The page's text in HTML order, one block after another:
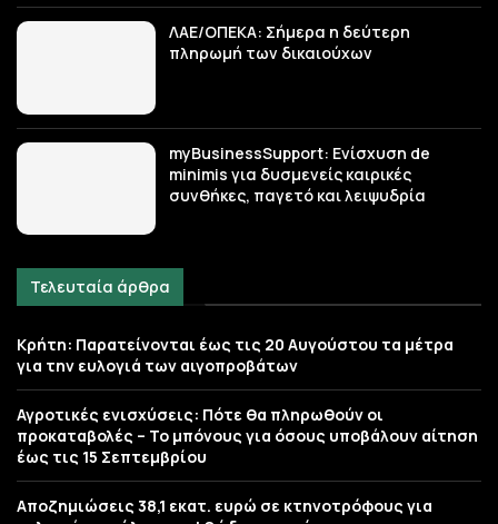
ΛΑΕ/ΟΠΕΚΑ: Σήμερα η δεύτερη
πληρωμή των δικαιούχων
myBusinessSupport: Ενίσχυση de
minimis για δυσμενείς καιρικές
συνθήκες, παγετό και λειψυδρία
Τελευταία άρθρα
Κρήτη: Παρατείνονται έως τις 20 Αυγούστου τα μέτρα
για την ευλογιά των αιγοπροβάτων
Αγροτικές ενισχύσεις: Πότε θα πληρωθούν οι
προκαταβολές – Το μπόνους για όσους υποβάλουν αίτηση
έως τις 15 Σεπτεμβρίου
Αποζημιώσεις 38,1 εκατ. ευρώ σε κτηνοτρόφους για